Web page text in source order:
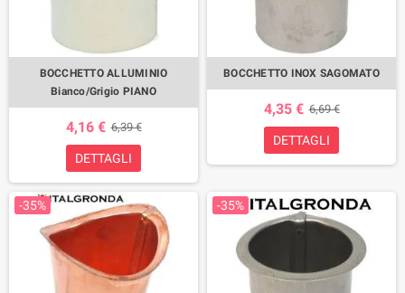
BOCCHETTO ALLUMINIO
Bianco/Grigio PIANO
4,16 € 6,39 €
DETTAGLI
BOCCHETTO INOX SAGOMATO
4,35 € 6,69 €
DETTAGLI
-35% -35%